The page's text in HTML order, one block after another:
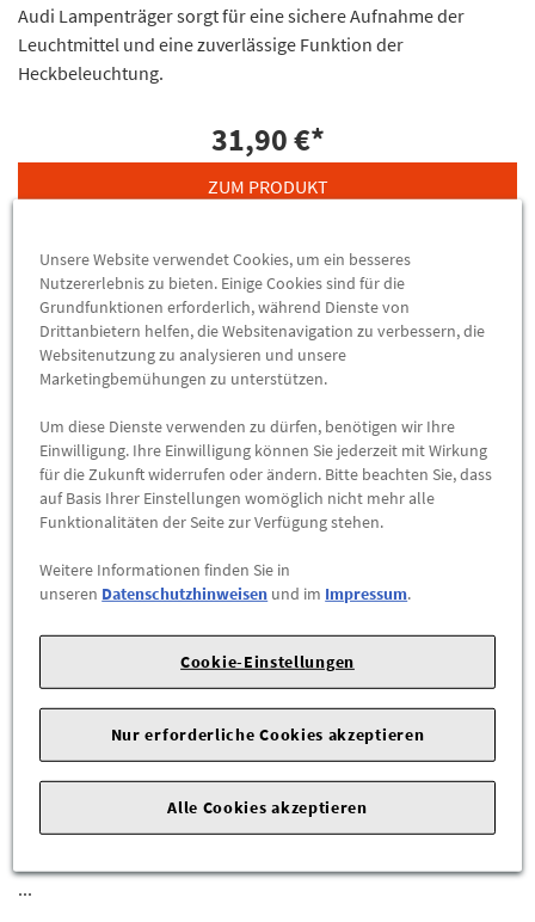
Audi Lampenträger sorgt für eine sichere Aufnahme der
Leuchtmittel und eine zuverlässige Funktion der
Heckbeleuchtung.
31,90 €*
ZUM PRODUKT
Heckleuchte links außen Rückleuchte
4F9945221C
Original Audi Lampenträger für die linke äußere
Heckleuchte – passgenaue OEM-Qualität für eine
zuverlässige elektrische Verbindung und den sicheren
Betrieb Ihrer Rückleuchte.
Kurzbeschreibung
Der originale Audi Lampenträger ist speziell für die linke
...
Unsere Website verwendet Cookies, um ein besseres
Nutzererlebnis zu bieten. Einige Cookies sind für die
Grundfunktionen erforderlich, während Dienste von
Drittanbietern helfen, die Websitenavigation zu verbessern, die
Websitenutzung zu analysieren und unsere
Marketingbemühungen zu unterstützen.
Um diese Dienste verwenden zu dürfen, benötigen wir Ihre
Einwilligung. Ihre Einwilligung können Sie jederzeit mit Wirkung
für die Zukunft widerrufen oder ändern. Bitte beachten Sie, dass
auf Basis Ihrer Einstellungen womöglich nicht mehr alle
Funktionalitäten der Seite zur Verfügung stehen.
Weitere Informationen finden Sie in
unseren Datenschutzhinweisen und im Impressum.
Cookie-Einstellungen
Nur erforderliche Cookies akzeptieren
Alle Cookies akzeptieren